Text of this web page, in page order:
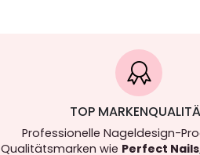
TOP
Professionelle Nageldesign-
Qualitätsmarken wie Perfect